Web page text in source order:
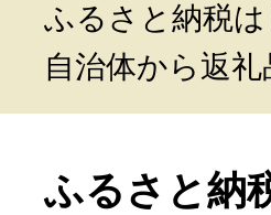
ふるさと納税
自治体から返
ふるさと納